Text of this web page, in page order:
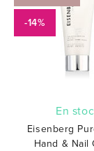
-14%
En
Eisenberg
Hand & Nail